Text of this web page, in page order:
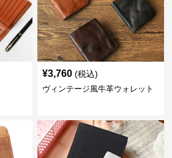
¥3,760 (税込)
ヴィンテージ風牛革ウォレット